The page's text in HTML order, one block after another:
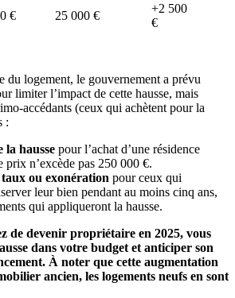
€ 25 000 €
+2 500
€
du logement, le gouvernement a prévu
limiter l’impact de cette hausse, mais
accédants (ceux qui achètent pour la
:
la hausse pour l’achat d’une résidence
prix n’excède pas 250 000 €.
ou exonération pour ceux qui
leur bien pendant au moins cinq ans,
qui appliqueront la hausse.
de devenir propriétaire en 2025, vous
dans votre budget et anticiper son
À noter que cette augmentation
ancien, les logements neufs en sont